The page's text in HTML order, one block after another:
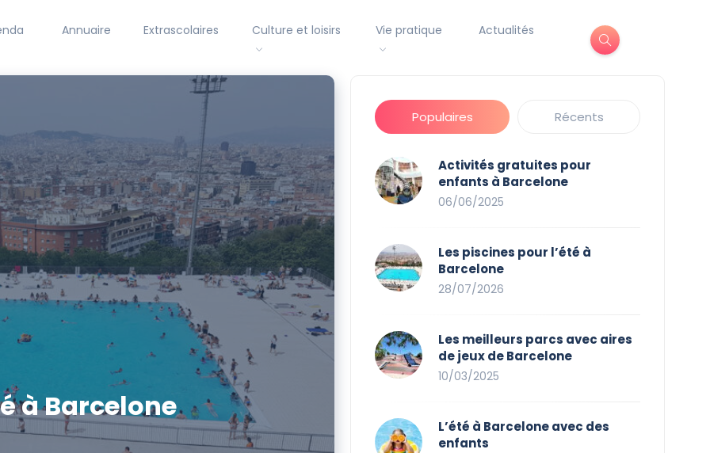
Annuaire Extrascolaires Culture et loisirs Vie pratique Actualités
à Barcelone
Populaires Récents
Activités gratuites pour
enfants à Barcelone
06/06/2025
Les piscines pour l’été à
Barcelone
28/07/2026
Les meilleurs parcs avec aires
de jeux de Barcelone
10/03/2025
L’été à Barcelone avec des
enfants